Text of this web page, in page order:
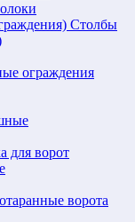
Столбы
ограждения
для ворот
ворота